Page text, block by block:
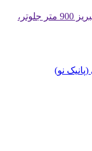
تبریز، بعد از پل مایان به طرف تبریز 900 متر جلوتر،
نو)